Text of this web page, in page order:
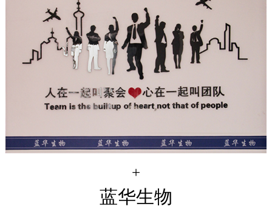
+
蓝华生物